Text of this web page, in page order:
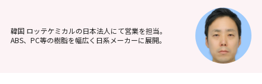
韓国 ロッテケミカルの日本法人にて営業を担当。
ABS、PC等の樹脂を幅広く日系メーカーに展開。